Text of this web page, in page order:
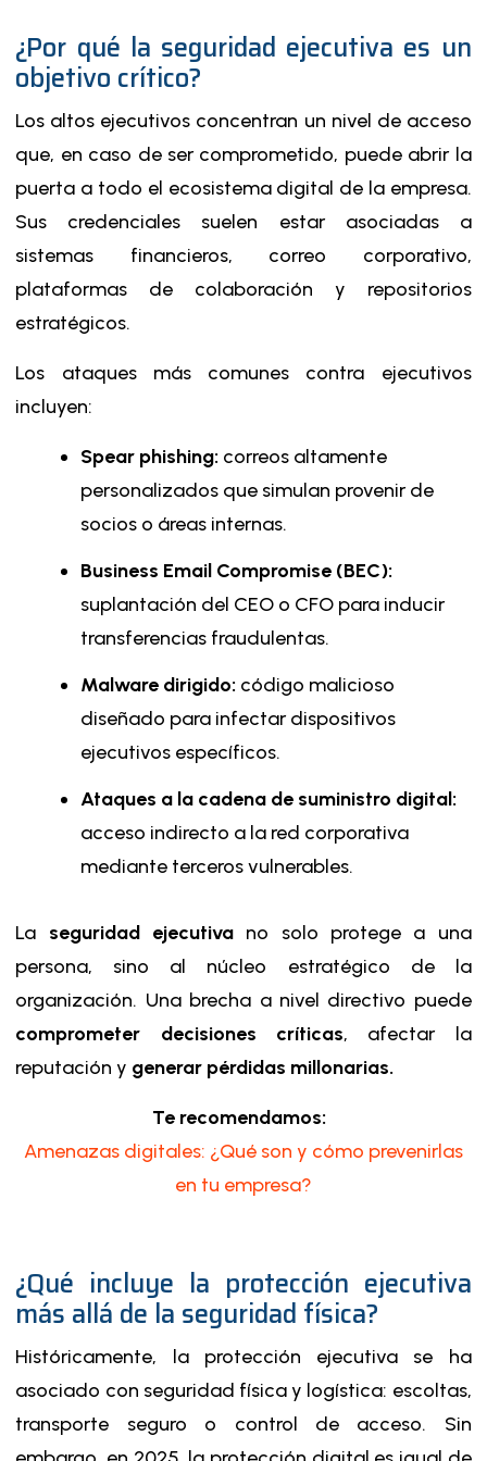
¿Por qué la seguridad ejecutiva es un
objetivo crítico?
Los altos ejecutivos concentran un nivel de acceso
que, en caso de ser comprometido, puede abrir la
puerta a todo el ecosistema digital de la empresa.
Sus credenciales suelen estar asociadas a
sistemas financieros, correo corporativo,
plataformas de colaboración y repositorios
estratégicos.
Los ataques más comunes contra ejecutivos
incluyen:
Spear phishing: correos altamente
personalizados que simulan provenir de
socios o áreas internas.
Business Email Compromise (BEC):
suplantación del CEO o CFO para inducir
transferencias fraudulentas.
Malware dirigido: código malicioso
diseñado para infectar dispositivos
ejecutivos específicos.
Ataques a la cadena de suministro digital:
acceso indirecto a la red corporativa
mediante terceros vulnerables.
La seguridad ejecutiva no solo protege a una
persona, sino al núcleo estratégico de la
organización. Una brecha a nivel directivo puede
comprometer decisiones críticas, afectar la
reputación y generar pérdidas millonarias.
Te recomendamos:
Amenazas digitales: ¿Qué son y cómo prevenirlas
en tu empresa?
¿Qué incluye la protección ejecutiva
más allá de la seguridad física?
Históricamente, la protección ejecutiva se ha
asociado con seguridad física y logística: escoltas,
transporte seguro o control de acceso. Sin